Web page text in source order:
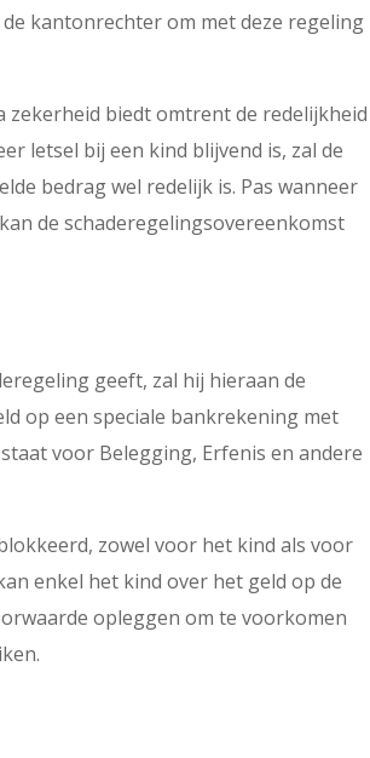
kantonrechter om met deze regeling
biedt omtrent de redelijkheid
letsel bij een kind blijvend is, zal de
bedrag wel redelijk is. Pas wanneer
de schaderegelingsovereenkomst
geeft, zal hij hieraan de
op een speciale bankrekening met
voor Belegging, Erfenis en andere
zowel voor het kind als voor
enkel het kind over het geld op de
opleggen om te voorkomen